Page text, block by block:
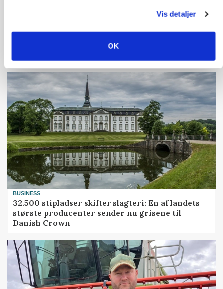
Vis detaljer
OK
BUSINESS
32.500 stipladser skifter slagteri: En af landets
største producenter sender nu grisene til
Danish Crown